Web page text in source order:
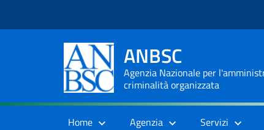
ANBSC
Agenzia Nazionale per
criminalità organizzata
Home Agenzia Servizi